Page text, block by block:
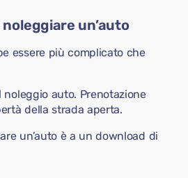
un’auto
essere più complicato che
auto. Prenotazione
della strada aperta.
un’auto è a un download di